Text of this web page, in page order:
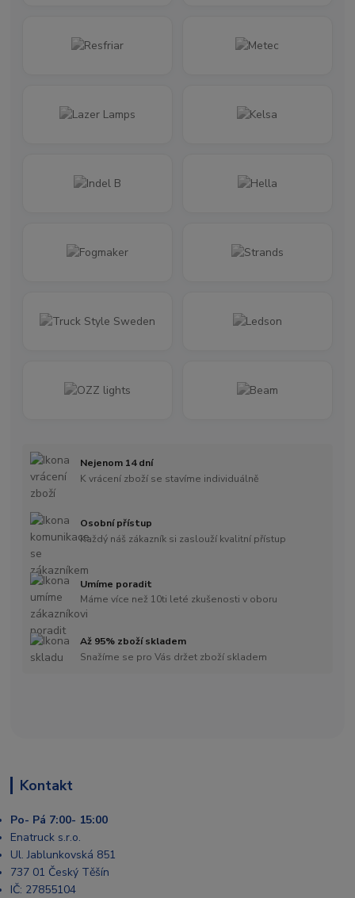
Nejenom 14 dní
K vrácení zboží se stavíme individuálně
Osobní přístup
Každý náš zákazník si zaslouží kvalitní přístup
Umíme poradit
Máme více než 10ti leté zkušenosti v oboru
Až 95% zboží skladem
Snažíme se pro Vás držet zboží skladem
Kontakt
Po- Pá 7:00- 15:00
Enatruck s.r.o.
Ul. Jablunkovská 851
737 01 Český Těšín
IČ: 27855104